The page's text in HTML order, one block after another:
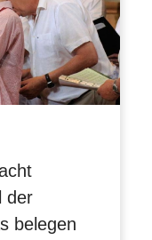
der
belegen